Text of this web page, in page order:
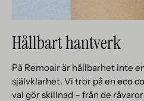
Hållbart hantverk
På Remoair är hållbarhet inte
självklarhet. Vi tror på en eco
val gör skillnad – från de